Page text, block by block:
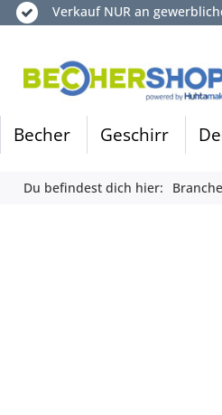
Verkauf NUR an
Becher Geschirr
Du befindest dich hier: Branche